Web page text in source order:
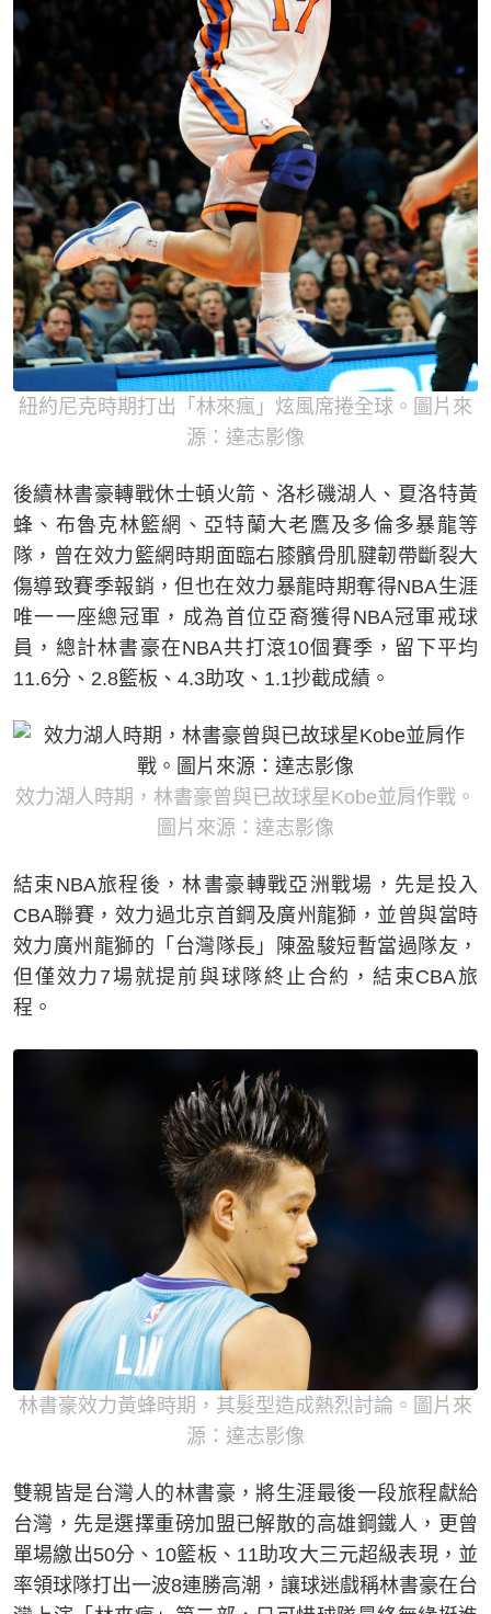
紐約尼克時期打出「林來瘋」炫風席捲全球。圖片來
源：達志影像
後續林書豪轉戰休士頓火箭、洛杉磯湖人、夏洛特黃
蜂、布魯克林籃網、亞特蘭大老鷹及多倫多暴龍等
隊，曾在效力籃網時期面臨右膝髕骨肌腱韌帶斷裂大
傷導致賽季報銷，但也在效力暴龍時期奪得NBA生涯
唯一一座總冠軍，成為首位亞裔獲得NBA冠軍戒球
員，總計林書豪在NBA共打滾10個賽季，留下平均
11.6分、2.8籃板、4.3助攻、1.1抄截成績。
效力湖人時期，林書豪曾與已故球星Kobe並肩作戰。
圖片來源：達志影像
結束NBA旅程後，林書豪轉戰亞洲戰場，先是投入
CBA聯賽，效力過北京首鋼及廣州龍獅，並曾與當時
效力廣州龍獅的「台灣隊長」陳盈駿短暫當過隊友，
但僅效力7場就提前與球隊終止合約，結束CBA旅
程。
林書豪效力黃蜂時期，其髮型造成熱烈討論。圖片來
源：達志影像
雙親皆是台灣人的林書豪，將生涯最後一段旅程獻給
台灣，先是選擇重磅加盟已解散的高雄鋼鐵人，更曾
單場繳出50分、10籃板、11助攻大三元超級表現，並
率領球隊打出一波8連勝高潮，讓球迷戲稱林書豪在台